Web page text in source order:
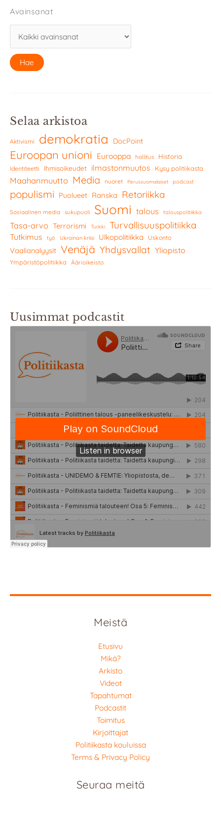
Avainsanat
Selaa arkistoa
Aktivismi demokratia DocPoint
Euroopan unioni Eurooppa hallitus Historia
Identiteetti Ihmisoikeudet ilmastonmuutos Kysy politiikasta
Maahanmuutto Media nuoret Perussuomalaiset podcast
populismi Puolueet Ranska Retoriikka
Sosiaalinen media sukupuoli Suomi talous talouspolitiikka
Tasa-arvo Terrorismi Turkki Turvallisuuspolitiikka
Tutkimus työ Ukrainan kriisi Ulkopolitiikka Uskonto
Vaalianalyysit Venäjä Yhdysvallat Yliopisto
Ympäristöpolitiikka Äärioikeisto
Uusimmat podcastit
Meistä
Etusivu
Mikä?
Arkisto
Videot
Tapahtumat
Podcastit
Toimitus
Kirjoittajat
Politiikasta kouluissa
Terms & Privacy Policy
Seuraa meitä